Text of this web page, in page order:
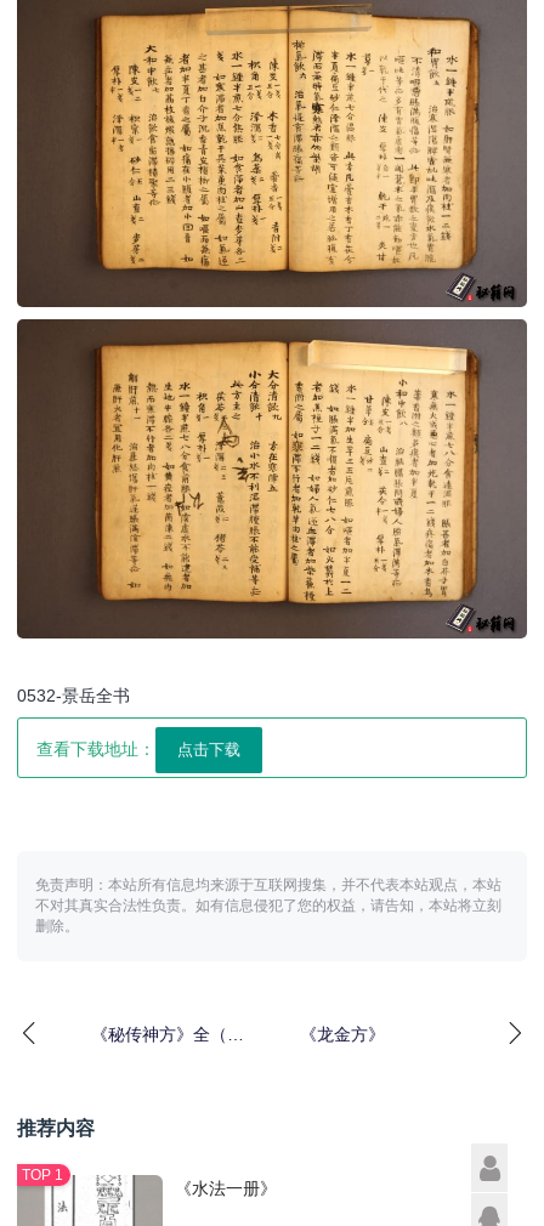
0532-景岳全书
查看下载地址：
免责声明：本站所有信息均来源于互联网搜集，并不代表本站观点，本站
不对其真实合法性负责。如有信息侵犯了您的权益，请告知，本站将立刻
删除。
《秘传神方》全（彩
《龙金方》
推荐内容
《水法一册》